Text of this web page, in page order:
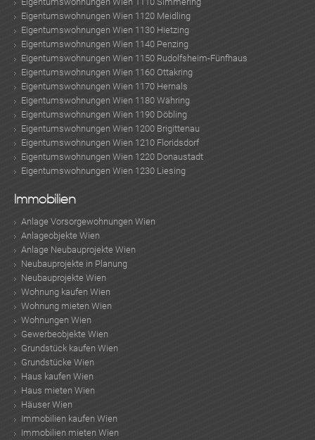
Eigentumswohnungen Wien 1120 Meidling
Eigentumswohnungen Wien 1130 Hietzing
Eigentumswohnungen Wien 1140 Penzing
Eigentumswohnungen Wien 1150 Rudolfsheim-Fünfhaus
Eigentumswohnungen Wien 1160 Ottakring
Eigentumswohnungen Wien 1170 Hernals
Eigentumswohnungen Wien 1180 Währing
Eigentumswohnungen Wien 1190 Döbling
Eigentumswohnungen Wien 1200 Brigittenau
Eigentumswohnungen Wien 1210 Floridsdorf
Eigentumswohnungen Wien 1220 Donaustadt
Eigentumswohnungen Wien 1230 Liesing
Immobilien
Anlage Vorsorgewohnungen Wien
Anlageobjekte Wien
Anlage Neubauprojekte Wien
Neubauprojekte in Planung
Neubauprojekte Wien
Wohnung kaufen Wien
Wohnung mieten Wien
Wohnungen Wien
Gewerbeobjekte Wien
Grundstück kaufen Wien
Grundstücke Wien
Haus kaufen Wien
Haus mieten Wien
Häuser Wien
Immobilien kaufen Wien
Immobilien mieten Wien